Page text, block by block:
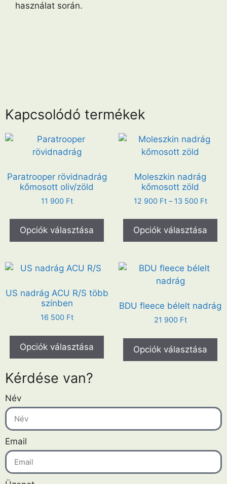
használat során.
Kapcsolódó termékek
Paratrooper rövidnadrág
kőmosott oliv/zöld
11 900 Ft
Opciók választása
Moleszkin nadrág
kőmosott zöld
12 900 Ft – 13 500 Ft
Opciók választása
US nadrág ACU R/S több
színben
16 500 Ft
Opciók választása
BDU fleece bélelt nadrág
21 900 Ft
Opciók választása
Kérdése van?
Név
Email